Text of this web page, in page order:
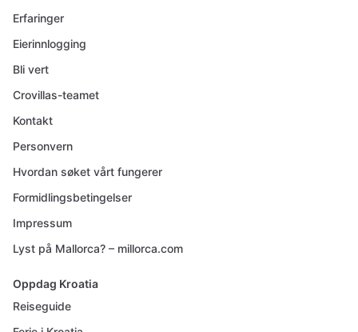
Erfaringer
Eierinnlogging
Bli vert
Crovillas-teamet
Kontakt
Personvern
Hvordan søket vårt fungerer
Formidlingsbetingelser
Impressum
Lyst på Mallorca? – millorca.com
Oppdag Kroatia
Reiseguide